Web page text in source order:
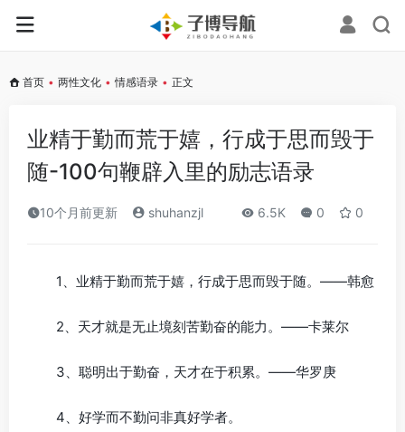
首页 • 两性文化 • 情感语录 • 正文
业精于勤而荒于嬉，行成于思而毁于
随-100句鞭辟入里的励志语录
10个月前更新 shuhanzjl 6.5K 0 0
1、业精于勤而荒于嬉，行成于思而毁于随。——韩愈
2、天才就是无止境刻苦勤奋的能力。——卡莱尔
3、聪明出于勤奋，天才在于积累。——华罗庚
4、好学而不勤问非真好学者。